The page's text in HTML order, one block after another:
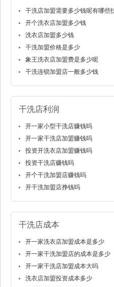
干洗店加盟需要多少钱呢有哪些
开个洗衣店加盟多少钱
洗衣店加盟多少钱
干洗加盟价格是多少
象王洗衣店加盟费是多少呢
干洗连锁加盟店一般多少钱
干洗店利润
开一家小型干洗店赚钱吗
开一家干洗店加盟赚钱吗
投资开洗衣店加盟赚钱吗
投资干洗店赚钱吗
开个干洗加盟店赚钱吗
开干洗加盟店挣钱吗
干洗店成本
开一家洗衣店加盟成本是多少
开一家干洗加盟店的成本是多少
开一家干洗店加盟成本大吗
洗衣店加盟投资成本多少